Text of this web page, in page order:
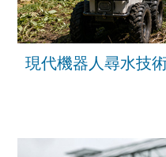
現代機器人尋水技